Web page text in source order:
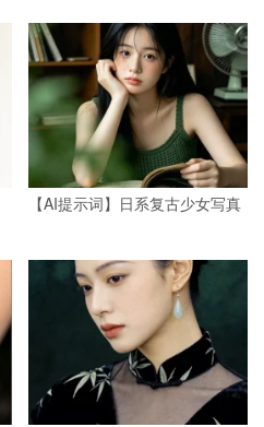
【AI提示词】日系复古少女写真